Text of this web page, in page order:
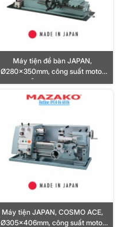
Máy tiện để bàn JAPAN,
Ø280x350mm, công suất motor
300W, lỗ trục chính Ø17.5mm
Máy tiện JAPAN, COSMO ACE,
Ø305x406mm, công suất motor